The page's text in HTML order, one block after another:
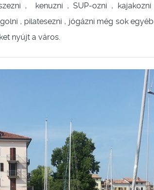
, kenuzni , SUP-ozni ,
, pilatesezni , jógázni még sok
nyújt a város.